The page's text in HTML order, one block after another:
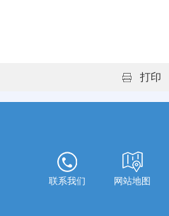
打印
联系我们 网站地图